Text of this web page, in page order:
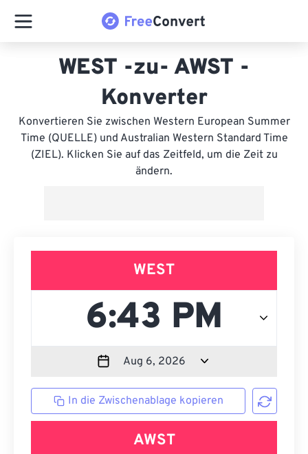
WEST -zu- AWST -
Konverter
Konvertieren Sie zwischen Western European Summer
Time (QUELLE) und Australian Western Standard Time
(ZIEL). Klicken Sie auf das Zeitfeld, um die Zeit zu
ändern.
WEST
In die Zwischenablage kopieren
AWST